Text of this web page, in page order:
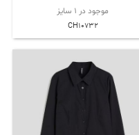
موجود در 1 سایز
CH10732